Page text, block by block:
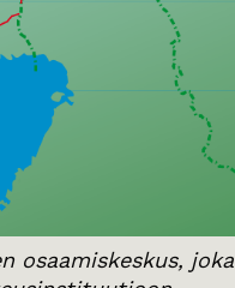
osaamiskeskus, joka